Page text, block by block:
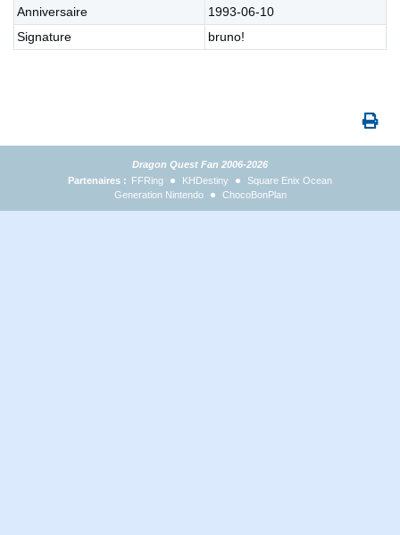
Anniversaire
1993-06-10
Signature
bruno!
Dragon Quest Fan 2006-2026
Partenaires : FFRing KHDestiny
Square Enix Ocean
Generation Nintendo
ChocoBonPlan